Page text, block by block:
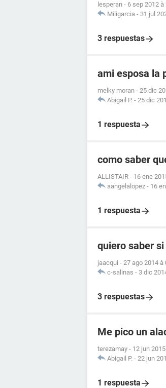
lesperan - 6 sep 2012 à
Miligarcia - 31 jul
3 respuestas
ami esposa la
melky moran - 25 dic
Abigail P. - 25 dic
1 respuesta
como saber
ALLISTAIR - 16 ene
aangelalopez - 16
1 respuesta
quiero saber
jaacqui - 27 ago 2014 à
c-salinas - 3 dic
3 respuestas
Me pico un
terezamay - 12 jun
Abigail P. - 22 jun
1 respuesta